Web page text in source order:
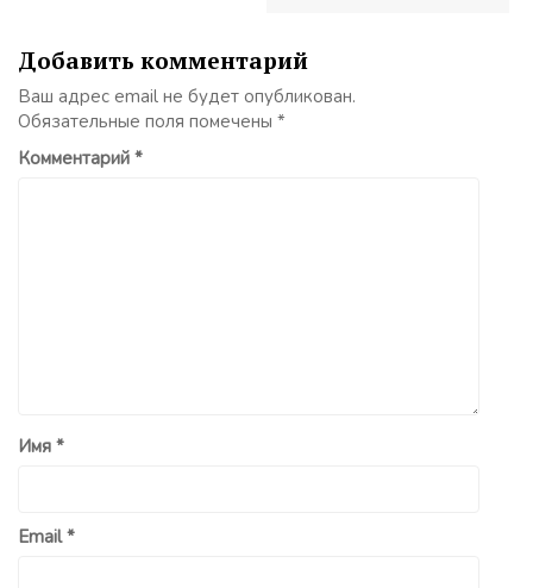
Добавить комментарий
Ваш адрес email не будет опубликован.
Обязательные поля помечены *
Комментарий *
Имя *
Email*